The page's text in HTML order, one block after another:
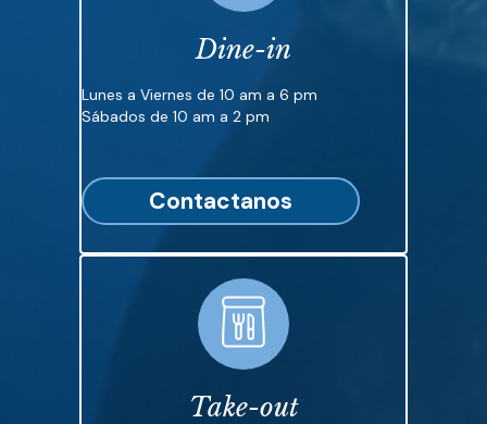
Dine-in
Lunes a Viernes de 10 am a 6 pm
Sábados de 10 am a 2 pm
Contactanos
Take-out